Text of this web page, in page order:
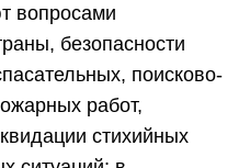
вопросами
безопасности
поисково-
работ,
стихийных